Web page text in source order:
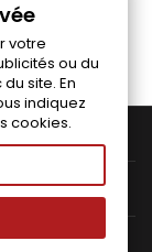

votre
ou du
site. En
indiquez
cookies.